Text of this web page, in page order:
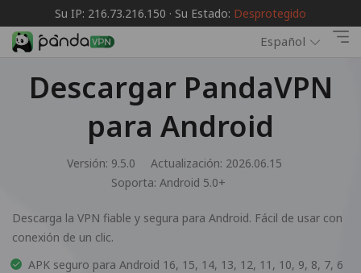
Su IP: 216.73.216.150 · Su Estado: Desprotegido
Español
Descargar PandaVPN
para Android
Versión: 9.5.0
Actualización: 2026.06.15
Soporta: Android 5.0+
Descarga la VPN fiable y segura para Android. Fácil de usar con
conexión de un clic.
APK seguro para Android 16, 15, 14, 13, 12, 11, 10, 9, 8, 7, 6